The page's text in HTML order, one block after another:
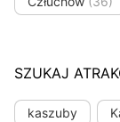
SZUKAJ
kaszuby